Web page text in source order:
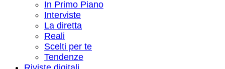
In Primo Piano
Interviste
La diretta
Reali
Scelti per te
Tendenze